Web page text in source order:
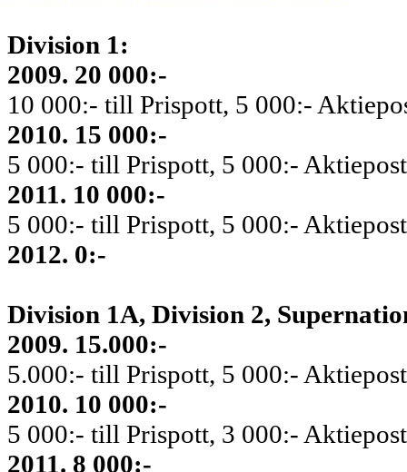
Division 1:
2009. 20 000:-
10 000:- till Prispott, 5 000:-
2010. 15 000:-
5 000:- till Prispott, 5 000:-
2011. 10 000:-
5 000:- till Prispott, 5 000:-
2012. 0:-
Division 1A, Division 2,
2009. 15.000:-
5.000:- till Prispott, 5 000:-
2010. 10 000:-
5 000:- till Prispott, 3 000:-
2011. 8 000:-